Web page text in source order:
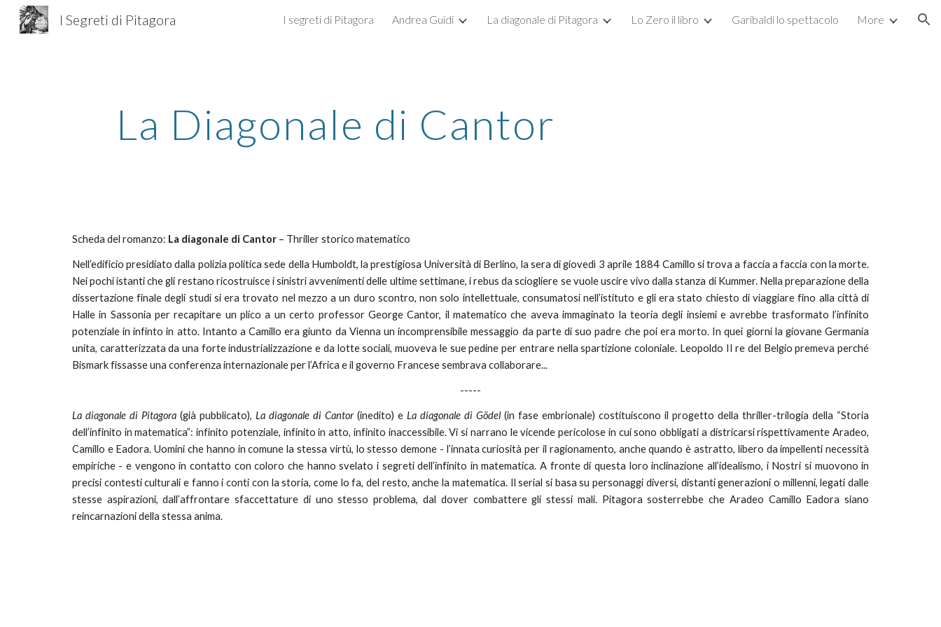
Skip to main content Skip to navigation
I Segreti di Pitagora I segreti di Pitagora Andrea Guidi La diagonale di Pitagora Lo Zero il libro Garibaldi lo spettacolo More
La Diagonale di Cantor
Scheda del romanzo: La diagonale di Cantor– Thriller storico matematico
Nell’edificio presidiato dalla polizia politica sede della Humboldt, la prestigiosa Università di Berlino, la sera di giovedì 3 aprile 1884 Camillo si trova a faccia a faccia con la morte.
Nei pochi istanti che gli restano ricostruisce i sinistri avvenimenti delle ultime settimane, i rebus da sciogliere se vuole uscire vivo dalla stanza di Kummer. Nella preparazione della
dissertazione finale degli studi si era trovato nel mezzo a un duro scontro, non solo intellettuale, consumatosi nell’istituto e gli era stato chiesto di viaggiare fino alla città di
Halle in Sassonia per recapitare un plico a un certo professor George Cantor, il matematico che aveva immaginato la teoria degli insiemi e avrebbe trasformato l’infinito
potenziale in infinto in atto. Intanto a Camillo era giunto da Vienna un incomprensibile messaggio da parte di suo padre che poi era morto. In quei giorni la giovane Germania
unita, caratterizzata da una forte industrializzazione e da lotte sociali, muoveva le sue pedine per entrare nella spartizione coloniale. Leopoldo II re del Belgio premeva perché
Bismark fissasse una conferenza internazionale per l’Africa e il governo Francese sembrava collaborare...
-----
La diagonale di Pitagora (già pubblicato), La diagonale di Cantor (inedito) eLa diagonale di Gödel(in fase embrionale) costituiscono il progetto della thriller-trilogia della “Storia
dell’infinito in matematica”: infinito potenziale, infinito in atto, infinito inaccessibile. Vi si narrano le vicende pericolose in cui sono obbligati a districarsi rispettivamente Aradeo,
Camillo e Eadora. Uomini che hanno in comune la stessa virtù, lo stesso demone - l’innata curiosità per il ragionamento, anche quando è astratto, libero da impellenti necessità
empiriche - e vengono in contatto con coloro che hanno svelato i segreti dell’infinito in matematica. A fronte di questa loro inclinazione all’idealismo, i Nostri si muovono in
precisi contesti culturali e fanno i conti con la storia, come lo fa, del resto, anche la matematica. Il serial si basa su personaggi diversi, distanti generazioni o millenni, legati dalle
stesse aspirazioni, dall’affrontare sfaccettature di uno stesso problema, dal dover combattere gli stessi mali. Pitagora sosterrebbe che Aradeo Camillo Eadora siano
reincarnazioni della stessa anima.